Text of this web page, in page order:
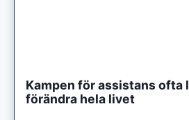
Kampen för assistans ofta
förändra hela livet